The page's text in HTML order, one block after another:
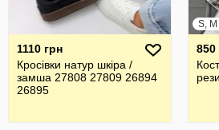
1110 грн
Кросівки натур шкіра /
замша 27808 27809 26894
26895
S, M
850